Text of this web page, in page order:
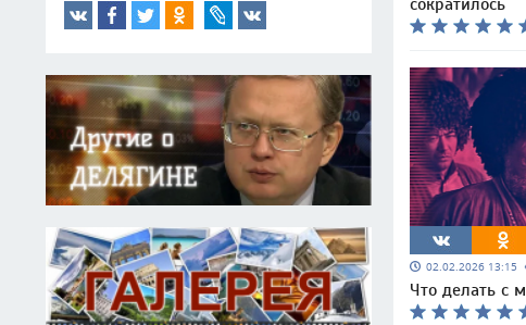
сократилось
02.02.2026 13:15
Что делать с